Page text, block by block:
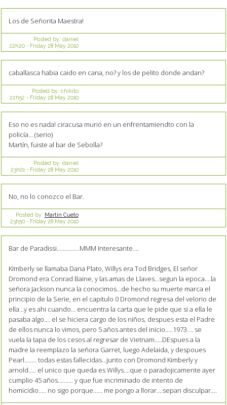
Los de Señorita Maestra!
Posted by: daniel
22h20- Friday 28 May 2010
caballasca habia caido en cana, no? y los de pelito donde andan?
Posted by: chikito
22h52 - Friday 28 May 2010
Eso no es nada! ciracusa murió en un enfrentamiendto con la
policía... (serio)
Martín, fuiste al bar de Sebolla?
Posted by: daniel
23h01 - Friday 28 May 2010
No, no lo conozco el Bar.
Posted by: Martin Cueto
23h50- Friday 28 May 2010
Bar de Paradissi...............MMM Interesante....
KImberly se llamaba Dana Plato, Willys era Tod Bridges, El señor
Dromond era Conrad Baine, y las amas de Llaves...segun la epoca....la
señora Jackson nunca la conocimos...de hecho su muerte marca el
principio de la Serie, en el capitulo 0 Dromond regresa del velorio de
ella...y es ahi cuando... encuentra la carta que le pide que si a ella le
pasaba algo.... el se hiciera cargo de los niños, despues esta el Padre
de ellos nunca lo vimos, pero 5 años antes del inicio.....1973.... se
vuela la tapa de los cesos al regresar de Vietnam.....DEspues a la
madre la reemplazo la señora Garret, luego Adelaida, y despoues
Pearl........ todas estas fallecidas...junto con Dromond Kimberly y
arnold..... el unico que queda es Willys....que o paradojicamente ayer
cumplio 45 años.......... y que fue incriminado de intento de
homicidio..... no sigo porque...... me pongo a llorar....sepan disculpar....